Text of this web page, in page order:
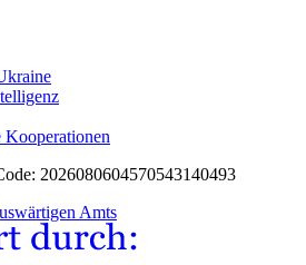
Kooperationen
2026080604570543140493
Amts